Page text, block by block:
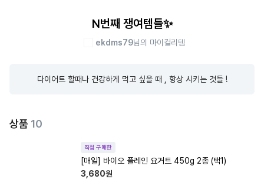
N번째 쟁여템들✨
ekdms79님의 마이컬리템
다이어트 할때나 건강하게 먹고 싶을 때 , 항상 시키는 것들 !
상품 10
직접 구매한
[매일] 바이오 플레인 요거트 450g 2종 (택1)
3,680원